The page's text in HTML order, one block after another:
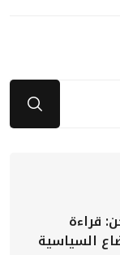
قراءة
السياسية